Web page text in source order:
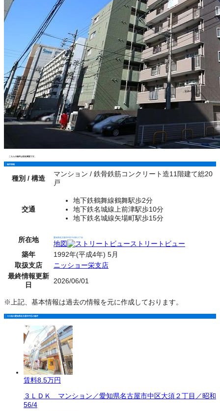
こちらの物件は現在満室です。
物件情報
種別 / 構造
マンション / 鉄骨鉄筋コンクリート造11階建て総20
戸
交通
地下鉄鶴舞線鶴舞駅歩2分
地下鉄名城線上前津駅歩10分
地下鉄名城線矢場町駅歩15分
所在地 愛知県名古屋市中区千代田２丁目
地図
ストリートビュー
築年
1992年(平成4年) 5月
取扱支店
ニッショー栄支店
最終情報更新
日
2026/06/01
※上記、基本情報は過去の情報を元に作成しております。
その他の愛知県名古屋市中区の物件
賃料8.5万円
３ＬＤＫ マンション／愛知県名古屋市中区大須２丁目／昭和
56/4